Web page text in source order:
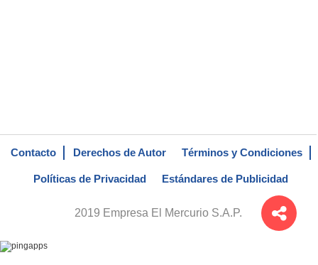
Contacto Derechos de Autor Términos y Condiciones
Políticas de Privacidad Estándares de Publicidad
2019 Empresa El Mercurio S.A.P.